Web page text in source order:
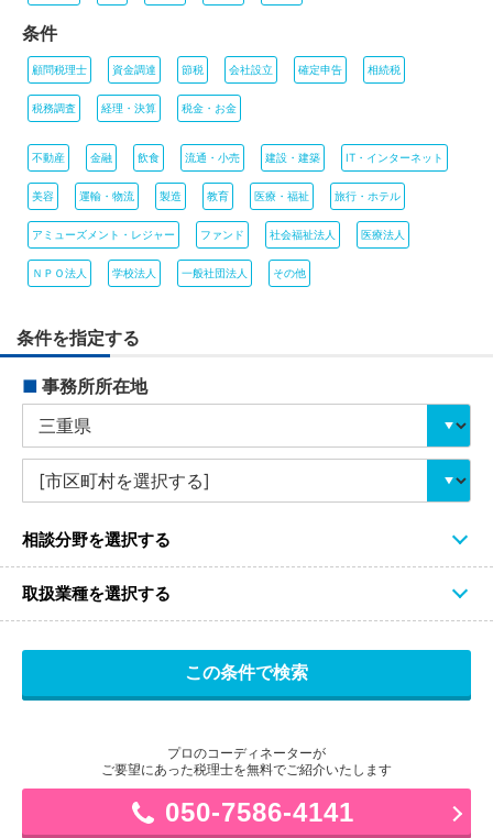
条件
顧問税理士 資金調達 節税 会社設立 確定申告 相続税
税務調査 経理・決算 税金・お金
不動産 金融 飲食 流通・小売 建設・建築 IT・インターネット
美容 運輸・物流 製造 教育 医療・福祉 旅行・ホテル
アミューズメント・レジャー ファンド 社会福祉法人 医療法人
ＮＰＯ法人 学校法人 一般社団法人 その他
条件を指定する
■ 事務所所在地
相談分野を選択する
取扱業種を選択する
プロのコーディネーターが
ご要望にあった税理士を無料でご紹介いたします
050-7586-4141